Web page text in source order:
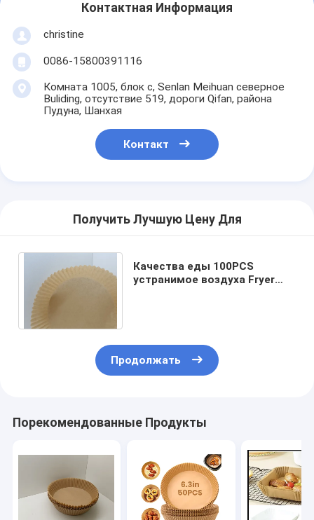
Контактная Информация
christine
0086-15800391116
Комната 1005, блок c, Senlan Meihuan северное
Buliding, отсутствие 519, дороги Qifan, района
Пудуна, Шанхая
Контакт
Получить Лучшую Цену Для
Качества еды 100PCS
устранимое воздуха Fryer
Продолжать
Порекомендованные Продукты